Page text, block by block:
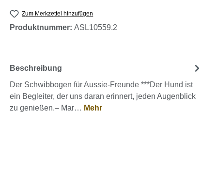
Zum Merkzettel hinzufügen
Produktnummer: ASL10559.2
Beschreibung
Der Schwibbogen für Aussie-Freunde ***Der Hund ist
ein Begleiter, der uns daran erinnert, jeden Augenblick
zu genießen.– Mar… Mehr